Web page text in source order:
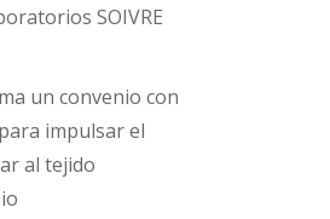
SOIVRE
un convenio con
impulsar el
al tejido